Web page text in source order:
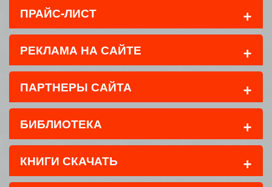
ПРАЙС-ЛИСТ +
РЕКЛАМА НА САЙТЕ +
ПАРТНЕРЫ САЙТА +
БИБЛИОТЕКА +
КНИГИ СКАЧАТЬ +